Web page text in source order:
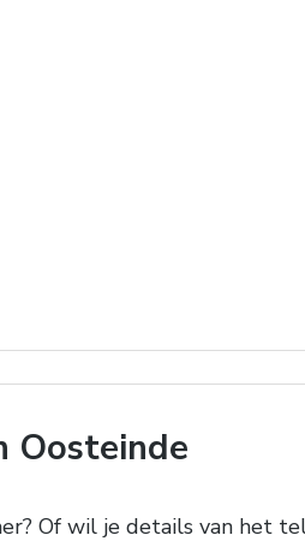
Oosteinde
Of wil je details van het